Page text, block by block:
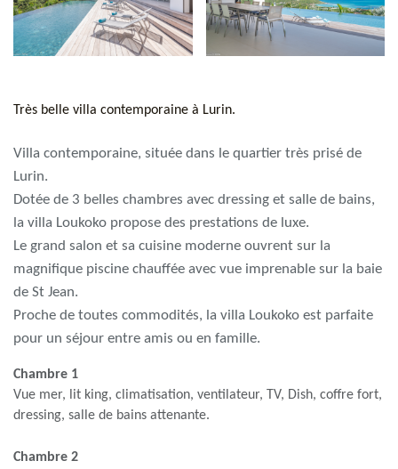
Très belle villa contemporaine à Lurin.
Villa contemporaine, située dans le quartier très prisé de
Lurin.
Dotée de 3 belles chambres avec dressing et salle de bains,
la villa Loukoko propose des prestations de luxe.
Le grand salon et sa cuisine moderne ouvrent sur la
magnifique piscine chauffée avec vue imprenable sur la baie
de St Jean.
Proche de toutes commodités, la villa Loukoko est parfaite
pour un séjour entre amis ou en famille.
Chambre 1
Vue mer, lit king, climatisation, ventilateur, TV, Dish, coffre fort,
dressing, salle de bains attenante.
Chambre 2